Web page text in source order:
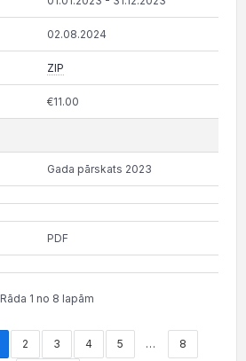
02.08.2024
ZIP
€11.00
Gada pārskats 2023
PDF
Rāda 1 no 8 lapām
2 3 4 5 … 8